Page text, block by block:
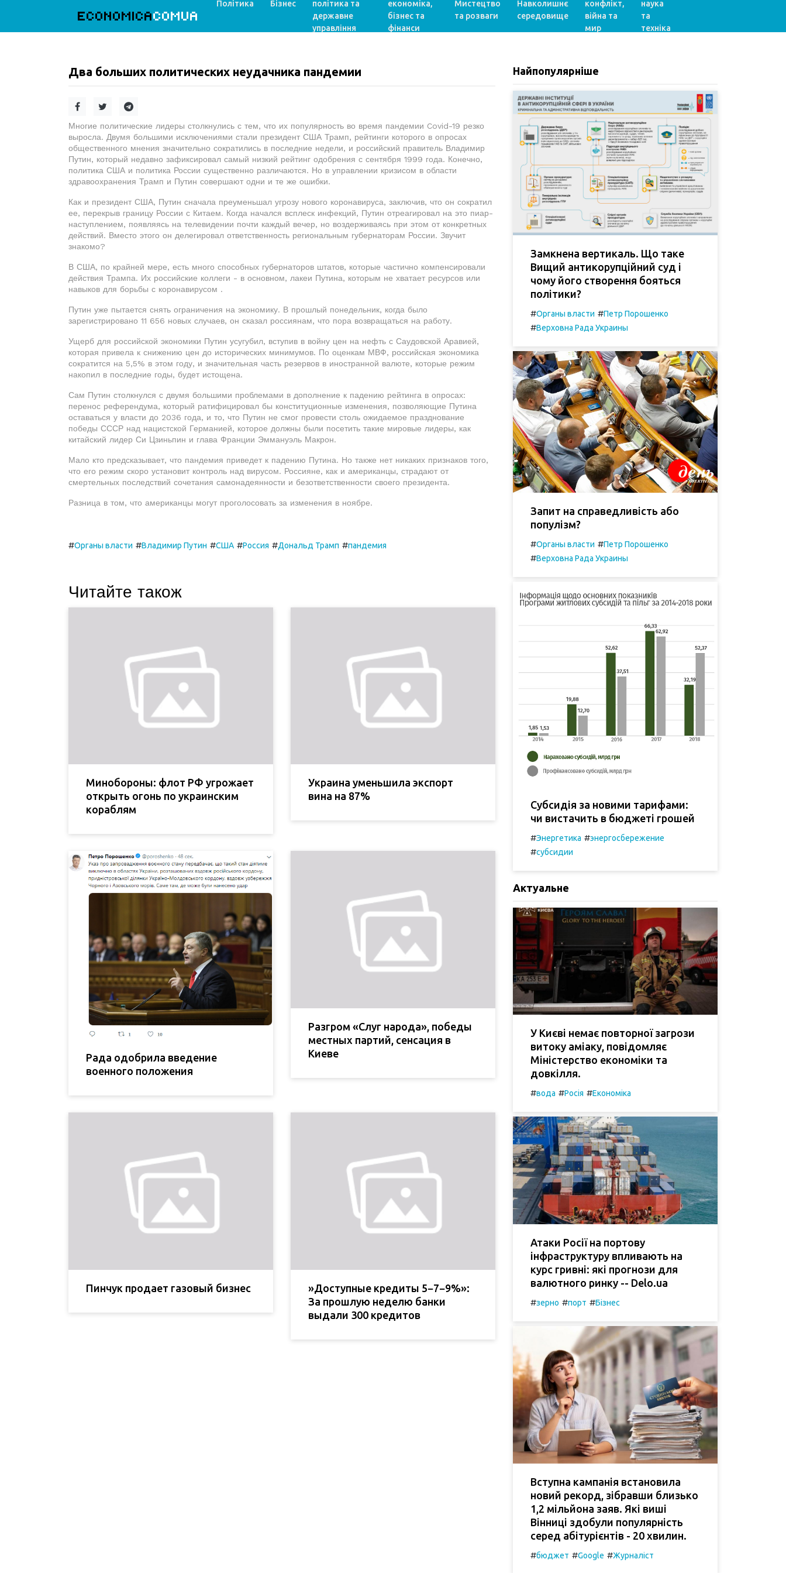
ECONOMICACOMUA
Політика Бізнес
політика та
державне
управління
економіка,
бізнес та
фінанси
Мистецтво
та розваги
Навколишнє
середовище
конфлікт,
війна та
мир
наука
та
техніка
Два больших политических неудачника пандемии
Многие политические лидеры столкнулись с тем, что их популярность во время пандемии Covid-19 резко
выросла. Двумя большими исключениями стали президент США Трамп, рейтинги которого в опросах
общественного мнения значительно сократились в последние недели, и российский правитель Владимир
Путин, который недавно зафиксировал самый низкий рейтинг одобрения с сентября 1999 года. Конечно,
политика США и политика России существенно различаются. Но в управлении кризисом в области
здравоохранения Трамп и Путин совершают одни и те же ошибки.
Как и президент США, Путин сначала преуменьшал угрозу нового коронавируса, заключив, что он сократил
ее, перекрыв границу России с Китаем. Когда начался всплеск инфекций, Путин отреагировал на это пиар-
наступлением, появляясь на телевидении почти каждый вечер, но воздерживаясь при этом от конкретных
действий. Вместо этого он делегировал ответственность региональным губернаторам России. Звучит
знакомо?
В США, по крайней мере, есть много способных губернаторов штатов, которые частично компенсировали
действия Трампа. Их российские коллеги - в основном, лакеи Путина, которым не хватает ресурсов или
навыков для борьбы с коронавирусом .
Путин уже пытается снять ограничения на экономику. В прошлый понедельник, когда было
зарегистрировано 11 656 новых случаев, он сказал россиянам, что пора возвращаться на работу.
Ущерб для российской экономики Путин усугубил, вступив в войну цен на нефть с Саудовской Аравией,
которая привела к снижению цен до исторических минимумов. По оценкам МВФ, российская экономика
сократится на 5,5% в этом году, и значительная часть резервов в иностранной валюте, которые режим
накопил в последние годы, будет истощена.
Сам Путин столкнулся с двумя большими проблемами в дополнение к падению рейтинга в опросах:
перенос референдума, который ратифицировал бы конституционные изменения, позволяющие Путина
оставаться у власти до 2036 года, и то, что Путин не смог провести столь ожидаемое празднование
победы СССР над нацистской Германией, которое должны были посетить такие мировые лидеры, как
китайский лидер Си Цзиньпин и глава Франции Эммануэль Макрон.
Мало кто предсказывает, что пандемия приведет к падению Путина. Но также нет никаких признаков того,
что его режим скоро установит контроль над вирусом. Россияне, как и американцы, страдают от
смертельных последствий сочетания самонадеянности и безответственности своего президента.
Разница в том, что американцы могут проголосовать за изменения в ноябре.
#Органы власти #Владимир Путин #США #Россия #Дональд Трамп #пандемия
Читайте також
Минобороны: флот РФ угрожает
открыть огонь по украинским
кораблям
Украина уменьшила экспорт
вина на 87%
Рада одобрила введение
военного положения
Разгром «Слуг народа», победы
местных партий, сенсация в
Киеве
Пинчук продает газовый бизнес
»Доступные кредиты 5−7−9%»:
За прошлую неделю банки
выдали 300 кредитов
Найпопулярніше
Замкнена вертикаль. Що таке
Вищий антикорупційний суд і
чому його створення бояться
політики?
#Органы власти #Петр Порошенко
#Верховна Рада Украины
Запит на справедливість або
популізм?
#Органы власти #Петр Порошенко
#Верховна Рада Украины
Субсидія за новими тарифами:
чи вистачить в бюджеті грошей
#Энергетика #энергосбережение
#субсидии
Актуальне
У Києві немає повторної загрози
витоку аміаку, повідомляє
Міністерство економіки та
довкілля.
#вода #Росія #Економіка
Атаки Росії на портову
інфраструктуру впливають на
курс гривні: які прогнози для
валютного ринку -- Delo.ua
#зерно #порт #Бізнес
Вступна кампанія встановила
новий рекорд, зібравши близько
1,2 мільйона заяв. Які виші
Вінниці здобули популярність
серед абітурієнтів - 20 хвилин.
#бюджет #Google #Журналіст